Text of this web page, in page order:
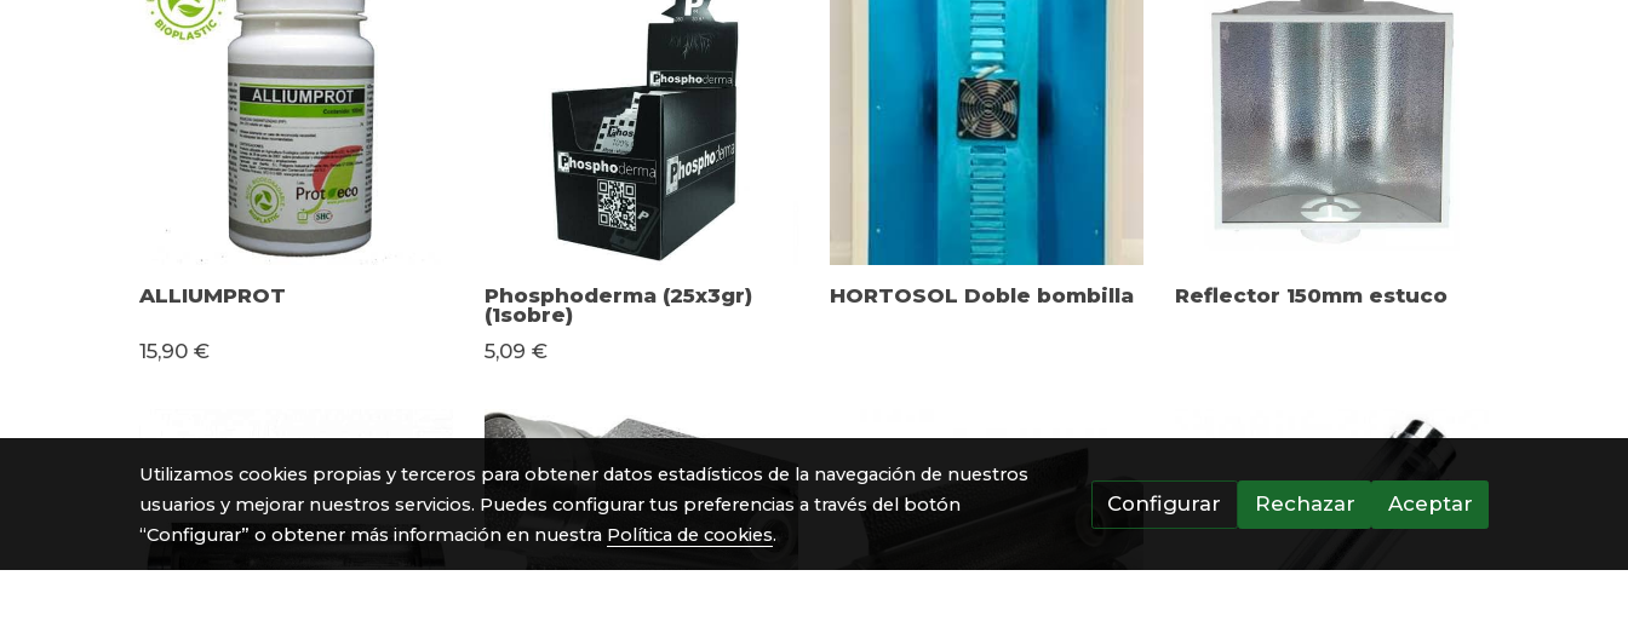
ALLIUMPROT
15,90 €
Phosphoderma (25x3gr)
(1sobre)
5,09 €
HORTOSOL Doble bombilla Reflector 150mm estuco
Utilizamos cookies propias y terceros para obtener datos estadísticos de la navegación de nuestros
usuarios y mejorar nuestros servicios. Puedes configurar tus preferencias a través del botón
“Configurar” o obtener más información en nuestra Política de cookies.
Configurar Rechazar Aceptar